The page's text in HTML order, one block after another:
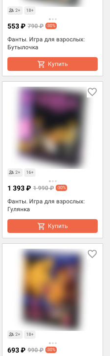
2+ 18+
Фанты. Игра для взрослых:
Бутылочка
553 ₽ 790 ₽ -30%
Купить
Товары для взрослых
2+ 16+
Фанты. Игра для взрослых:
Гулянка
1 393 ₽ 1 990 ₽ -30%
Купить
Товары для взрослых
2+ 18+
693 ₽ 990 ₽ -30%